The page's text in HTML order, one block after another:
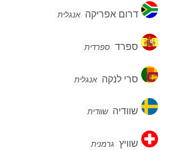
דרום
אפריקה
דרום אפריקה אנגלית
ספרד
ספרד ספרדית
סרי
לנקה
סרי לנקה אנגלית
שוודיה
שוודיה שוודית
שוויץ
שוויץ גרמנית